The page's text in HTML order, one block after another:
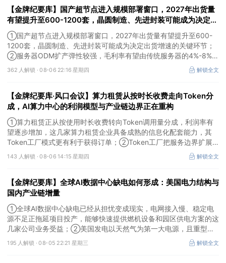
【金牌纪要库】国产超节点进入规模部署窗口，2027年出货量
有望提升至600-1200套，晶圆制造、先进封装可能成为决定出
货增速的关键环节
①国产超节点进入规模部署窗口，2027年出货量有望提升至600-
1200套，晶圆制造、先进封装可能成为决定出货增速的关键环节；
②服务器ODM扩产弹性较强，毛利率有望由传统服务器的4%-8%提
升至10%-15%，这两家公司占据整机市场的核心份额；③国产交换
芯片已经由送样验证逐步进入小批量应用，中低速率产品替代有望加
362 人解锁 ·08-06 22:16 星期四 解锁全文
【金牌纪要库·风口会议】算力租赁从按时长收费走向Token分
成，AI算力中心的利润模型与产业链边界正在重构
①算力租赁正从按使用时长收费转向Token调用量分成，利润率有
望逐步增加，这几家算力租赁企业具备成熟的信息化配套能力，其
Token工厂模式更有利于获得订单；②Token工厂把服务边界扩展
至调度、模型适配、计费和安全，这类具备网络安全配套和底层模型
适配业务的企业也会受益Token工厂建设；③高端训练卡仍受供给
143 人解锁 ·08-06 14:15 星期四 解锁全文
【金牌纪要库】全球AI数据中心缺电如何形成：美国电力结构与
国内产业链增量
①全球AI数据中心缺电已经从担忧变成现实，电网接入慢、稳定电
源不足正拖延项目投产，能够快速提供燃机设备和园区供电方案的这
几家公司业务受益；②美国发电以天然气为第一大电源，且重型燃
机更适合规模较大、持续运行的数据中心园区，透平叶片为上游主要
卡产能环节，这家国内公司已与国外燃机巨头签署多年供货协议；
195 人解锁 ·08-05 22:21 星期三 解锁全文